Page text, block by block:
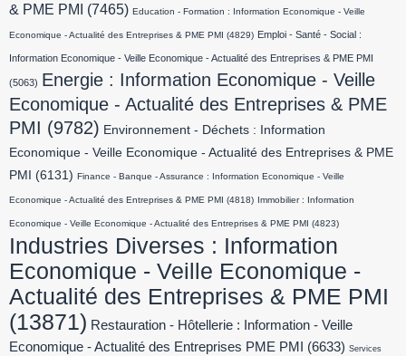
& PME PMI
(7465) Education - Formation : Information Economique - Veille
Economique - Actualité des Entreprises & PME PMI (4829) Emploi - Santé - Social :
Information Economique - Veille Economique - Actualité des Entreprises & PME PMI
(5063) Energie : Information Economique - Veille
Economique - Actualité des Entreprises & PME
PMI (9782) Environnement - Déchets : Information
Economique - Veille Economique - Actualité des Entreprises & PME
PMI
(6131) Finance - Banque - Assurance : Information Economique - Veille
Economique - Actualité des Entreprises & PME PMI (4818) Immobilier : Information
Economique - Veille Economique - Actualité des Entreprises & PME PMI (4823)
Industries Diverses : Information
Economique - Veille Economique -
Actualité des Entreprises & PME PMI
(13871) Restauration - Hôtellerie : Information - Veille
Economique - Actualité des Entreprises PME PMI
(6633) Services